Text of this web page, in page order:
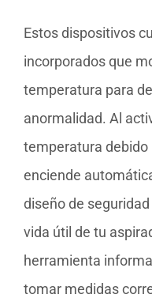
Estos dispositivos
incorporados que
temperatura para
anormalidad. Al
temperatura debido
enciende
diseño de
vida útil de tu
herramienta
tomar medidas